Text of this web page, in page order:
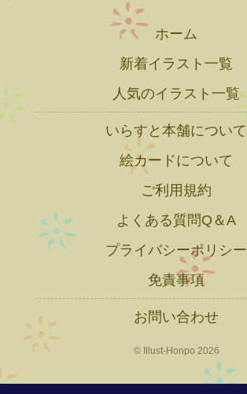
ホーム
新着イラスト一覧
人気のイラスト一覧
いらすと本舗について
絵カードについて
ご利用規約
よくある質問Q＆A
プライバシーポリシー
免責事項
お問い合わせ
© Illust-Honpo 2026